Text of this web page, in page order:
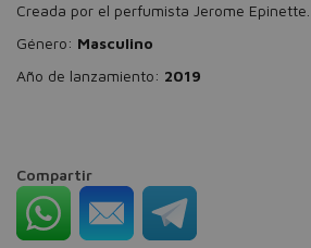
Creada por el perfumista Jerome Epinette.
Género: Masculino
Año de lanzamiento: 2019
Compartir